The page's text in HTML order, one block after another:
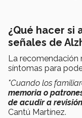
¿Qué hacer si
señales de
La recomendación
síntomas para
"Cuando los
memoria o
de acudir a
Cantú Martínez.